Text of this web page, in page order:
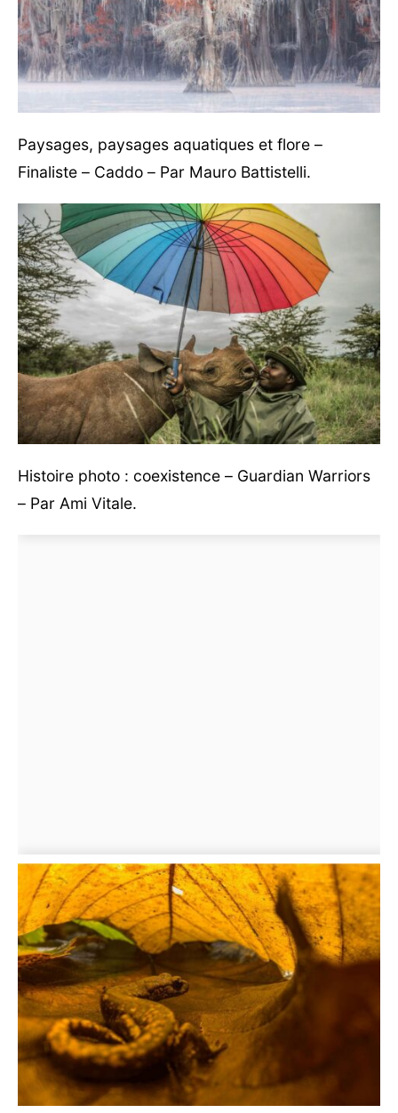
Paysages, paysages aquatiques et flore –
Finaliste – Caddo – Par Mauro Battistelli.
Histoire photo : coexistence – Guardian Warriors
– Par Ami Vitale.